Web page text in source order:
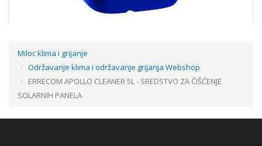
FERNOX LEAK SEALER F4 10 LIT
Miloc klima i grijanje
Održavanje klima i održavanje grijanja Webshop
ERRECOM APOLLO CLEANER 5L - SREDSTVO ZA ČIŠĆENJE
SOLARNIH PANELA